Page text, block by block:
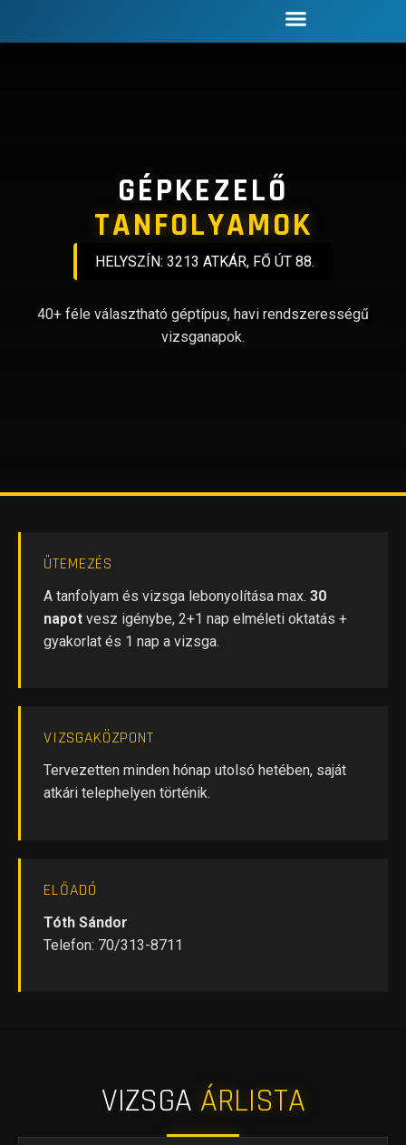
GÉPKEZELŐ
TANFOLYAMOK
HELYSZÍN: 3213 ATKÁR, FŐ ÚT 88.
40+ féle választható géptípus, havi rendszerességű
vizsganapok.
ÜTEMEZÉS
A tanfolyam és vizsga lebonyolítása max. 30
napot vesz igénybe, 2+1 nap elméleti oktatás +
gyakorlat és 1 nap a vizsga.
VIZSGAKÖZPONT
Tervezetten minden hónap utolsó hetében, saját
atkári telephelyen történik.
ELŐADÓ
Tóth Sándor
Telefon: 70/313-8711
VIZSGA ÁRLISTA